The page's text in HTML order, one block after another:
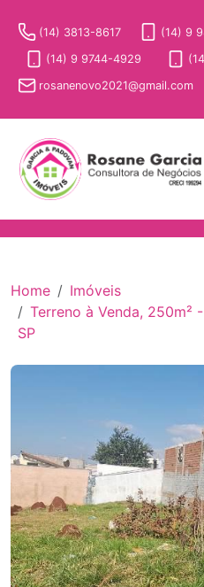
(14) 3813-8617 (14) 9
(14) 9 9744-4929
rosanenovo2021@gmail.com
Home
Imóveis
Terreno à Venda, 250m²
SP